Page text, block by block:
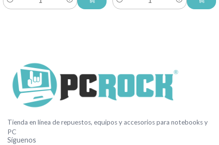
Cantidad Cantidad
Tienda en línea de repuestos, equipos y accesorios para notebooks y
PC
Síguenos